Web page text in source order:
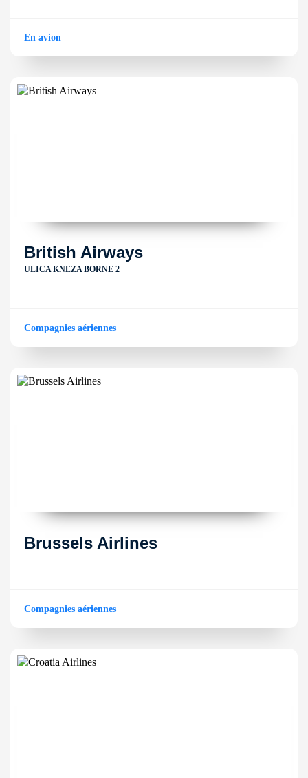
En avion
British Airways
ULICA KNEZA BORNE 2
Compagnies aériennes
Brussels Airlines
Compagnies aériennes